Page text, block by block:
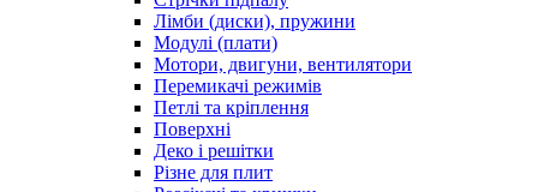
Лімби (диски), пружини
Модулі (плати)
Мотори, двигуни, вентилятори
Перемикачі режимів
Петлі та кріплення
Поверхні
Деко і решітки
Різне для плит